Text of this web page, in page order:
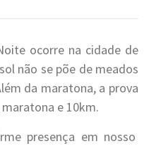
ocorre na cidade de
não se põe de meados
da maratona, a prova
e 10km.
presença em nosso